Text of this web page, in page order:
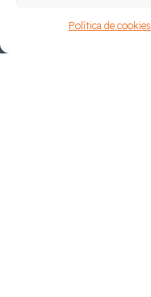
Política de cookies